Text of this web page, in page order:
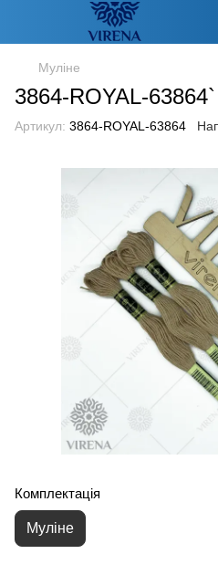
Муліне
3864-ROYAL-
Артикул: 3864-ROYAL-63864
Комплектація
Муліне